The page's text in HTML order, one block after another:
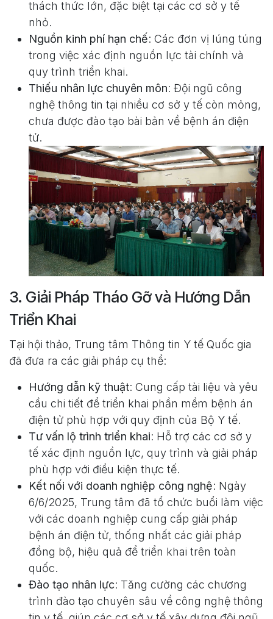
thách thức lớn, đặc biệt tại các cơ sở y tế
nhỏ.
Nguồn kinh phí hạn chế: Các đơn vị lúng túng
trong việc xác định nguồn lực tài chính và
quy trình triển khai.
Thiếu nhân lực chuyên môn: Đội ngũ công
nghệ thông tin tại nhiều cơ sở y tế còn mỏng,
chưa được đào tạo bài bản về bệnh án điện
tử.
3. Giải Pháp Tháo Gỡ và Hướng Dẫn
Triển Khai
Tại hội thảo, Trung tâm Thông tin Y tế Quốc gia
đã đưa ra các giải pháp cụ thể:
Hướng dẫn kỹ thuật: Cung cấp tài liệu và yêu
cầu chi tiết để triển khai phần mềm bệnh án
điện tử phù hợp với quy định của Bộ Y tế.
Tư vấn lộ trình triển khai: Hỗ trợ các cơ sở y
tế xác định nguồn lực, quy trình và giải pháp
phù hợp với điều kiện thực tế.
Kết nối với doanh nghiệp công nghệ: Ngày
6/6/2025, Trung tâm đã tổ chức buổi làm việc
với các doanh nghiệp cung cấp giải pháp
bệnh án điện tử, thống nhất các giải pháp
đồng bộ, hiệu quả để triển khai trên toàn
quốc.
Đào tạo nhân lực: Tăng cường các chương
trình đào tạo chuyên sâu về công nghệ thông